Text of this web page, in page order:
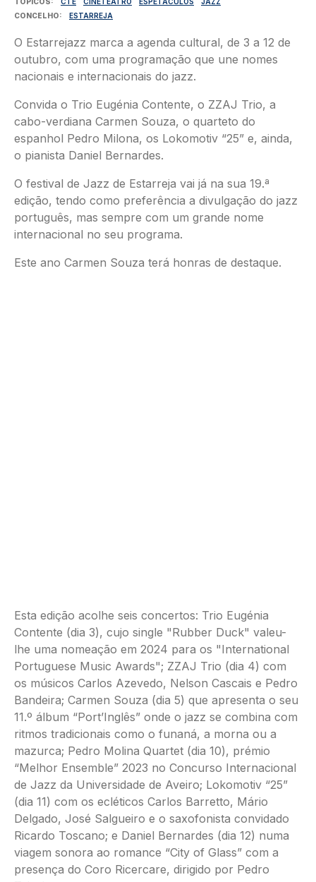
CONCELHO
ESTARREJA
O Estarrejazz marca a agenda cultural, de 3 a 12 de
outubro, com uma programação que une nomes
nacionais e internacionais do jazz.
Convida o Trio Eugénia Contente, o ZZAJ Trio, a
cabo-verdiana Carmen Souza, o quarteto do
espanhol Pedro Milona, os Lokomotiv “25” e, ainda,
o pianista Daniel Bernardes.
O festival de Jazz de Estarreja vai já na sua 19.ª
edição, tendo como preferência a divulgação do jazz
português, mas sempre com um grande nome
internacional no seu programa.
Este ano Carmen Souza terá honras de destaque.
Esta edição acolhe seis concertos: Trio Eugénia
Contente (dia 3), cujo single "Rubber Duck" valeu-
lhe uma nomeação em 2024 para os "International
Portuguese Music Awards"; ZZAJ Trio (dia 4) com
os músicos Carlos Azevedo, Nelson Cascais e Pedro
Bandeira; Carmen Souza (dia 5) que apresenta o seu
11.º álbum “Port’Inglês” onde o jazz se combina com
ritmos tradicionais como o funaná, a morna ou a
mazurca; Pedro Molina Quartet (dia 10), prémio
“Melhor Ensemble” 2023 no Concurso Internacional
de Jazz da Universidade de Aveiro; Lokomotiv “25”
(dia 11) com os ecléticos Carlos Barretto, Mário
Delgado, José Salgueiro e o saxofonista convidado
Ricardo Toscano; e Daniel Bernardes (dia 12) numa
viagem sonora ao romance “City of Glass” com a
presença do Coro Ricercare, dirigido por Pedro